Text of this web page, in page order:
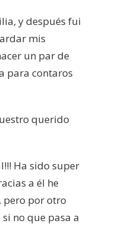
y después fui
mis
un par de
para contaros
querido
Ha sido super
a él he
pero por otro
no que pasa a